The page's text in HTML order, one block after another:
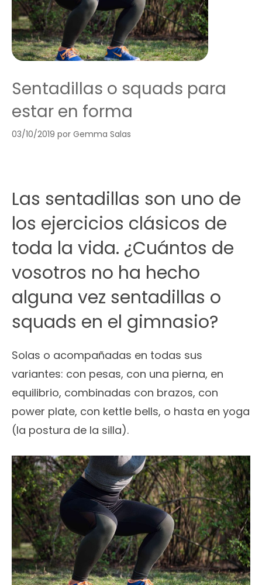
Sentadillas o squads para
estar en forma
03/10/2019 por Gemma Salas
Las sentadillas son uno de
los ejercicios clásicos de
toda la vida. ¿Cuántos de
vosotros no ha hecho
alguna vez sentadillas o
squads en el gimnasio?
Solas o acompañadas en todas sus
variantes: con pesas, con una pierna, en
equilibrio, combinadas con brazos, con
power plate, con kettle bells, o hasta en yoga
(la postura de la silla).